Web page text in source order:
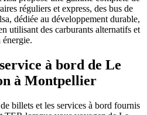
réguliers et express, des bus de
dédiée au développement durable,
utilisant des carburants alternatifs et
énergie.
à bord de Le
à Montpellier
billets et les services à bord fournis